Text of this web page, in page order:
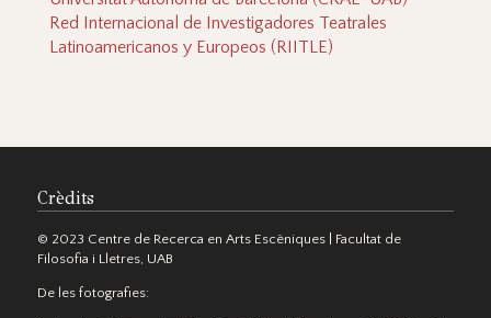
Red Internacional de Investigadores Teatrales
Latinoamericanos y Europeos (RIITLE)
Crèdits
© 2023 Centre de Recerca en Arts Escèniques | Facultat de
Filosofia i Lletres, UAB
De les fotografies: